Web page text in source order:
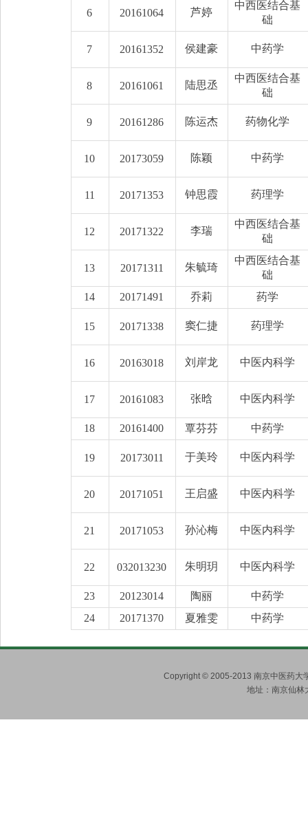
6 20161064 芦婷
中西医结合基
础
7 20161352 侯建豪 中药学
8 20161061 陆思丞
中西医结合基
础
9 20161286 陈运杰 药物化学
10 20173059 陈颖 中药学
11 20171353 钟思霞 药理学
12 20171322 李瑞
中西医结合基
础
13 20171311 朱毓琦
中西医结合基
础
14
20171491 乔莉 药学
15 20171338 窦仁捷 药理学
16 20163018 刘岸龙 中医内科学
17 20161083 张晗 中医内科学
18 20161400 覃芬芬 中药学
19 20173011 于美玲 中医内科学
20 20171051 王启盛 中医内科学
21 20171053 孙沁梅 中医内科学
22 032013230 朱明玥 中医内科学
23 20123014 陶丽
中药学
24
20171370 夏雅雯 中药学
Copyright © 2005-2013 南京中医药大
地址：南京仙林